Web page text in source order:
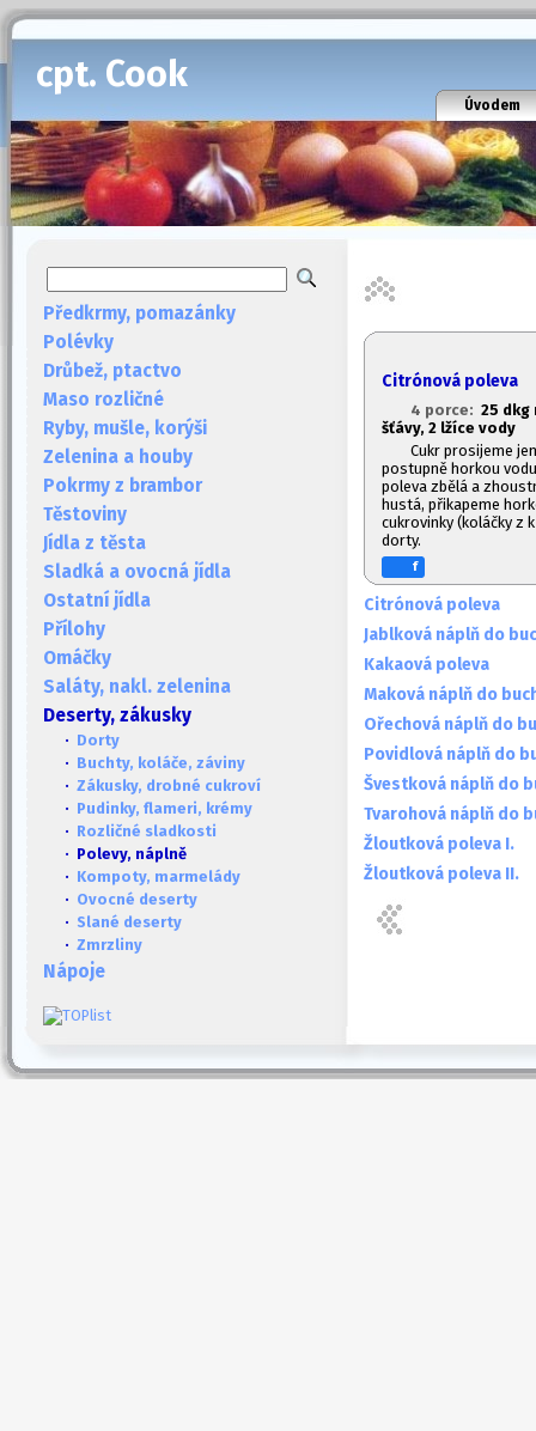
cpt. Cook
Úvodem
Předkrmy, pomazánky
Polévky
Drůbež, ptactvo
Maso rozličné
Ryby, mušle, korýši
Zelenina a houby
Pokrmy z brambor
Těstoviny
Jídla z těsta
Sladká a ovocná jídla
Ostatní jídla
Přílohy
Omáčky
Saláty, nakl. zelenina
Deserty, zákusky
· Dorty
· Buchty, koláče, záviny
· Zákusky, drobné cukroví
· Pudinky, flameri, krémy
· Rozličné sladkosti
· Polevy, náplně
· Kompoty, marmelády
· Ovocné deserty
· Slané deserty
· Zmrzliny
Nápoje
Citrónová poleva
4 porce: 25 dkg
šťávy, 2 lžíce vody
Cukr prosijeme
postupně horkou
poleva zbělá a
hustá, přikapeme
cukrovinky (koláčky z
dorty.
f
Citrónová poleva
Jablková náplň do
Kakaová poleva
Maková náplň do
Ořechová náplň do
Povidlová náplň do
Švestková náplň do
Tvarohová náplň do
Žloutková poleva I.
Žloutková poleva II.